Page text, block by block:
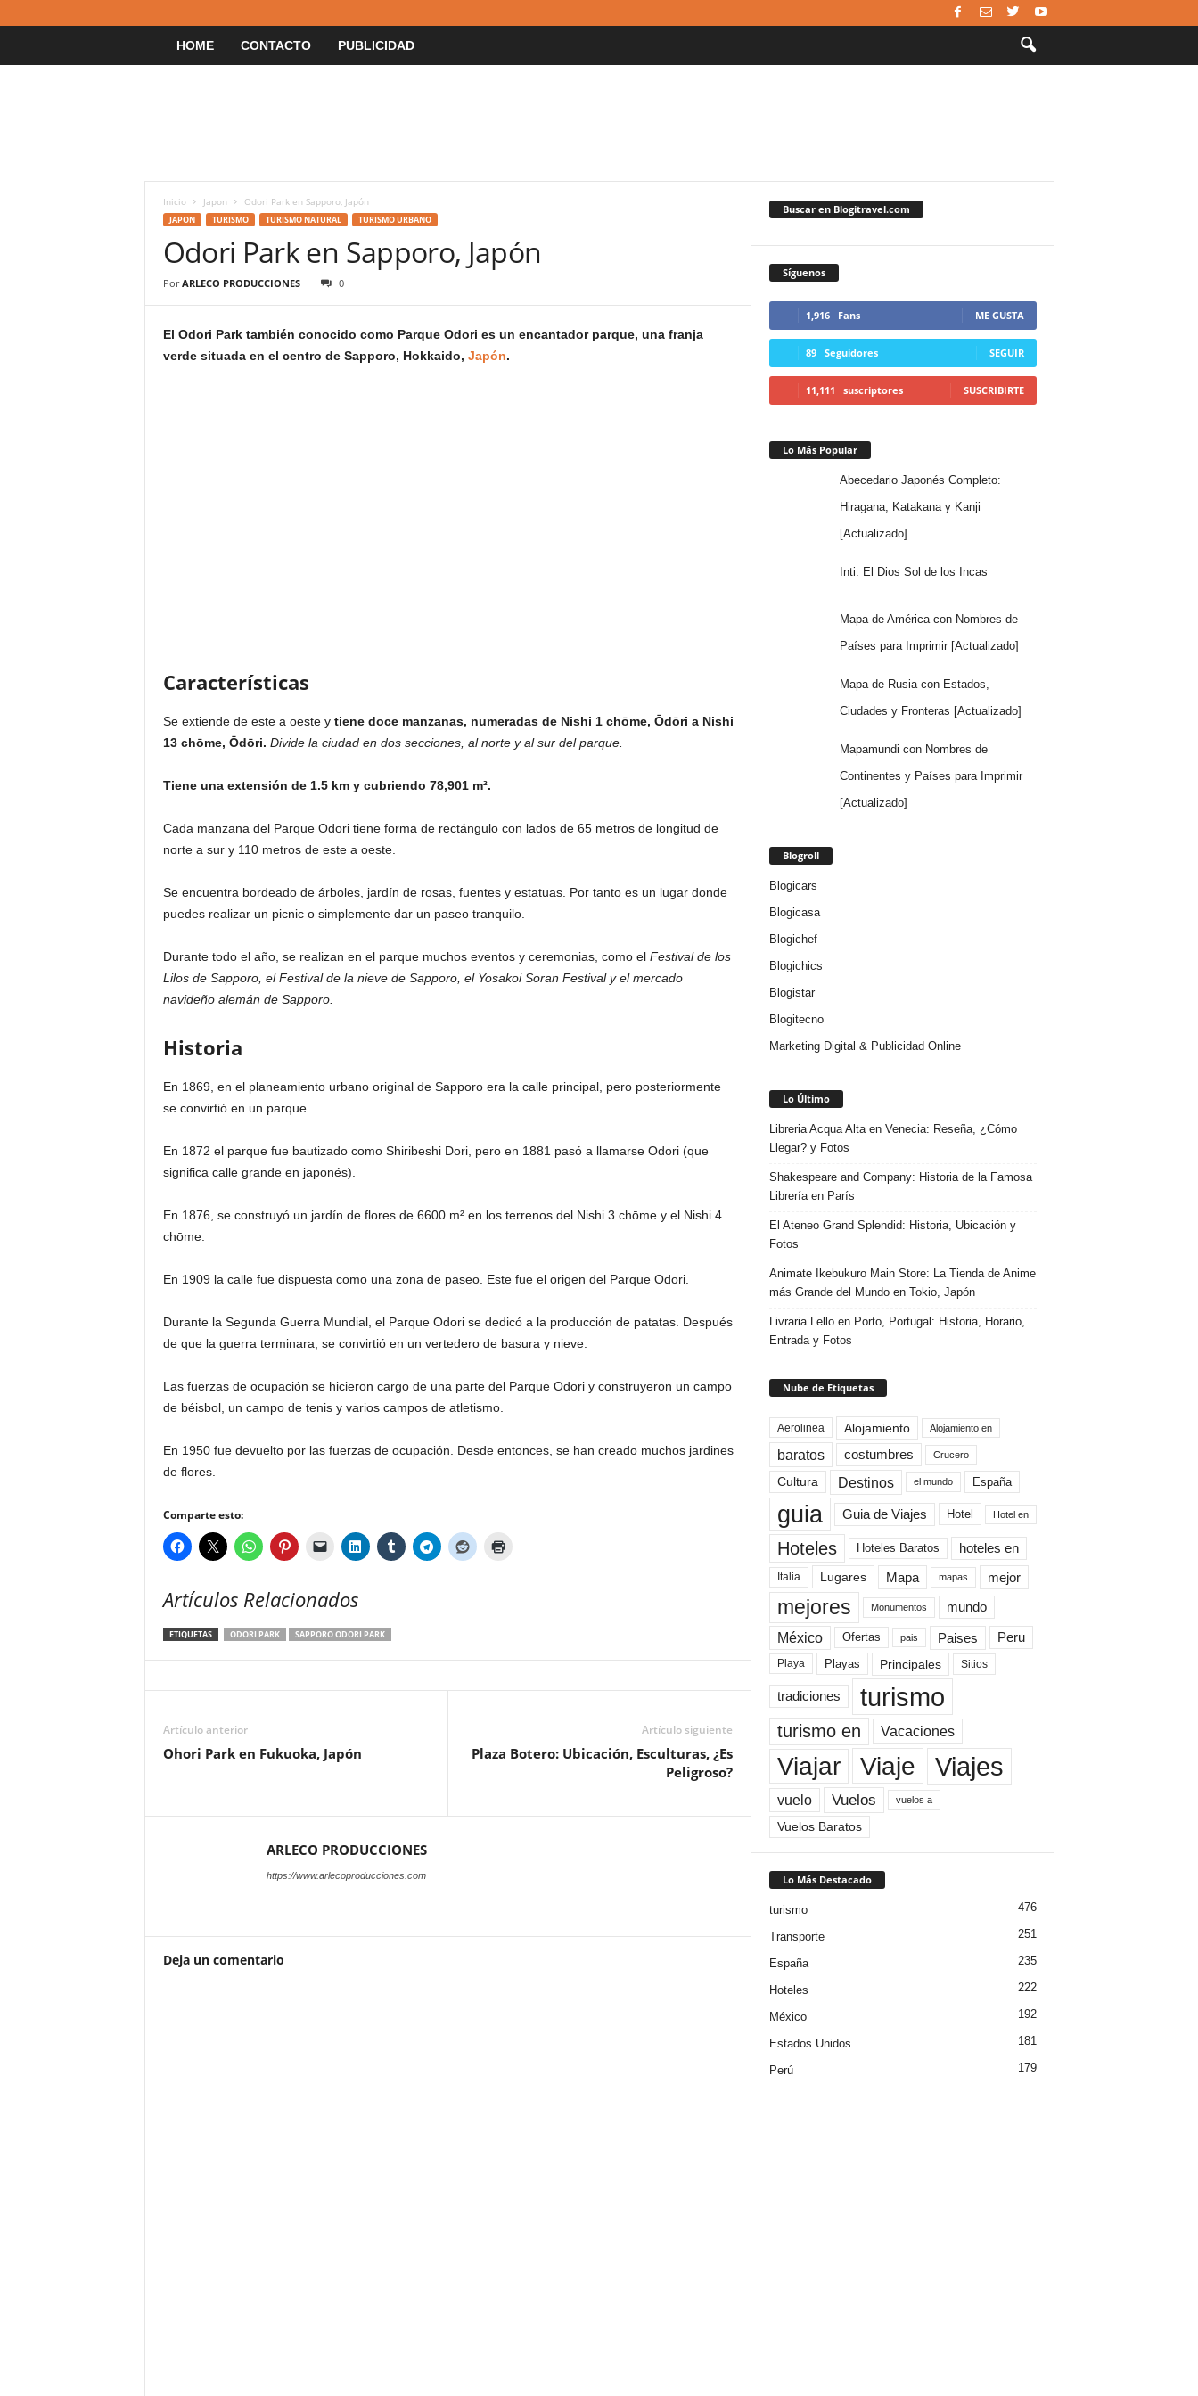
HOME CONTACTO PUBLICIDAD
Inicio Japon Odori Park en Sapporo, Japón
JAPON TURISMO TURISMO NATURAL TURISMO URBANO
Odori Park en Sapporo, Japón
Por ARLECO PRODUCCIONES 0
El Odori Park también conocido como Parque Odori es un encantador parque, una franja
verde situada en el centro de Sapporo, Hokkaido, Japón.
Características
Se extiende de este a oeste y tiene doce manzanas, numeradas de Nishi 1 chōme, Ōdōri a Nishi
13 chōme, Ōdōri. Divide la ciudad en dos secciones, al norte y al sur del parque.
Tiene una extensión de 1.5 km y cubriendo 78,901 m².
Cada manzana del Parque Odori tiene forma de rectángulo con lados de 65 metros de longitud de
norte a sur y 110 metros de este a oeste.
Se encuentra bordeado de árboles, jardín de rosas, fuentes y estatuas. Por tanto es un lugar donde
puedes realizar un picnic o simplemente dar un paseo tranquilo.
Durante todo el año, se realizan en el parque muchos eventos y ceremonias, como el Festival de los
Lilos de Sapporo, el Festival de la nieve de Sapporo, el Yosakoi Soran Festival y el mercado
navideño alemán de Sapporo.
Historia
En 1869, en el planeamiento urbano original de Sapporo era la calle principal, pero posteriormente
se convirtió en un parque.
En 1872 el parque fue bautizado como Shiribeshi Dori, pero en 1881 pasó a llamarse Odori (que
significa calle grande en japonés).
En 1876, se construyó un jardín de flores de 6600 m² en los terrenos del Nishi 3 chōme y el Nishi 4
chōme.
En 1909 la calle fue dispuesta como una zona de paseo. Este fue el origen del Parque Odori.
Durante la Segunda Guerra Mundial, el Parque Odori se dedicó a la producción de patatas. Después
de que la guerra terminara, se convirtió en un vertedero de basura y nieve.
Las fuerzas de ocupación se hicieron cargo de una parte del Parque Odori y construyeron un campo
de béisbol, un campo de tenis y varios campos de atletismo.
En 1950 fue devuelto por las fuerzas de ocupación. Desde entonces, se han creado muchos jardines
de flores.
Comparte esto:
Artículos Relacionados
ETIQUETAS ODORI PARK SAPPORO ODORI PARK
Artículo anterior
Ohori Park en Fukuoka, Japón
Artículo siguiente
Plaza Botero: Ubicación, Esculturas, ¿Es
Peligroso?
ARLECO PRODUCCIONES
https://www.arlecoproducciones.com
Deja un comentario
Buscar en Blogitravel.com
Síguenos
1,916 Fans ME GUSTA
89 Seguidores SEGUIR
11,111 suscriptores SUSCRIBIRTE
Lo Más Popular
Abecedario Japonés Completo:
Hiragana, Katakana y Kanji
[Actualizado]
Inti: El Dios Sol de los Incas
Mapa de América con Nombres de
Países para Imprimir [Actualizado]
Mapa de Rusia con Estados,
Ciudades y Fronteras [Actualizado]
Mapamundi con Nombres de
Continentes y Países para Imprimir
[Actualizado]
Blogroll
Blogicars
Blogicasa
Blogichef
Blogichics
Blogistar
Blogitecno
Marketing Digital & Publicidad Online
Lo Último
Libreria Acqua Alta en Venecia: Reseña, ¿Cómo
Llegar? y Fotos
Shakespeare and Company: Historia de la Famosa
Librería en París
El Ateneo Grand Splendid: Historia, Ubicación y
Fotos
Animate Ikebukuro Main Store: La Tienda de Anime
más Grande del Mundo en Tokio, Japón
Livraria Lello en Porto, Portugal: Historia, Horario,
Entrada y Fotos
Nube de Etiquetas
Aerolinea Alojamiento Alojamiento en
baratos costumbres Crucero
Cultura Destinos el mundo España
guia Guia de Viajes Hotel Hotel en
Hoteles Hoteles Baratos hoteles en
Italia Lugares Mapa mapas mejor
mejores Monumentos mundo
México Ofertas pais Paises Peru
Playa Playas Principales Sitios
tradiciones turismo
turismo en Vacaciones
Viajar Viaje Viajes
vuelo Vuelos vuelos a
Vuelos Baratos
Lo Más Destacado
turismo 476
Transporte 251
España 235
Hoteles 222
México 192
Estados Unidos 181
Perú 179